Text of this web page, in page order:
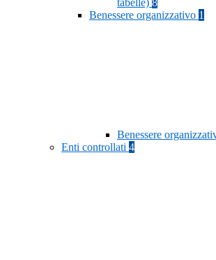
tabelle) 8
Benessere organizzativo 1
Benessere
Enti controllati 4